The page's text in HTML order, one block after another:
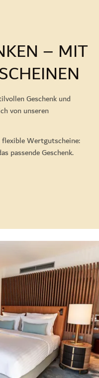
– MIT
Geschenk und
von unseren
Wertgutscheine:
passende Geschenk.